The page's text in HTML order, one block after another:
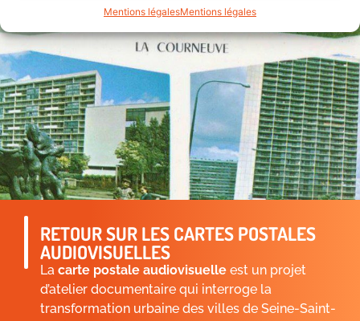
Mentions légalesMentions légales
RETOUR SUR LES CARTES POSTALES
AUDIOVISUELLES
La carte postale audiovisuelle est un projet
d’atelier documentaire qui interroge la
transformation urbaine des villes de Seine-Saint-